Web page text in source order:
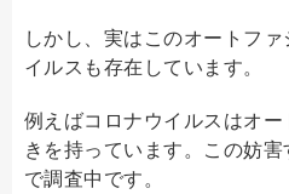
しかし、実はこのオートフ
イルスも存在しています。
例えばコロナウイルスはオ
きを持っています。この妨
で調査中です。